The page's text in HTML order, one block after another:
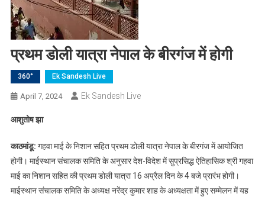
प्रथम डोली यात्रा नेपाल के बीरगंज में होगी
360° Ek Sandesh Live
April 7, 2024 Ek Sandesh Live
आशुतोष झा
काठमांडू: गहवा माई के निशान सहित प्रथम डोली यात्रा नेपाल के बीरगंज में आयोजित
होगी। माईस्थान संचालक समिति के अनुसार देश-विदेश में सुप्रसिद्ध ऐतिहासिक श्री गहवा
माई का निशान सहित की प्रथम डोली यात्रा 16 अप्रैल दिन के 4 बजे प्रारंभ होगी।
माईस्थान संचालक समिति के अध्यक्ष नरेंद्र कुमार शाह के अध्यक्षता में हुए सम्मेलन में यह